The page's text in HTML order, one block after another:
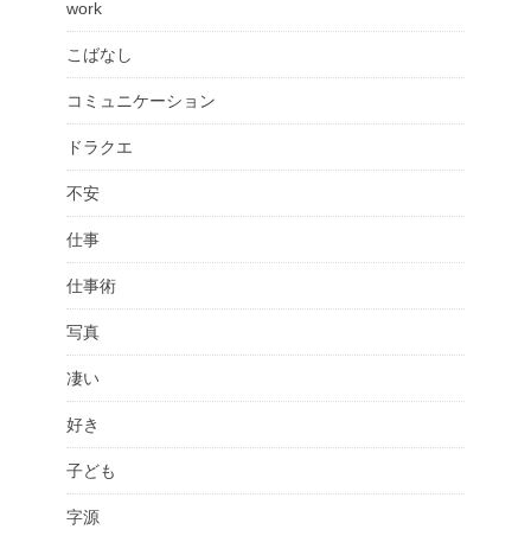
work
こばなし
コミュニケーション
ドラクエ
不安
仕事
仕事術
写真
凄い
好き
子ども
字源